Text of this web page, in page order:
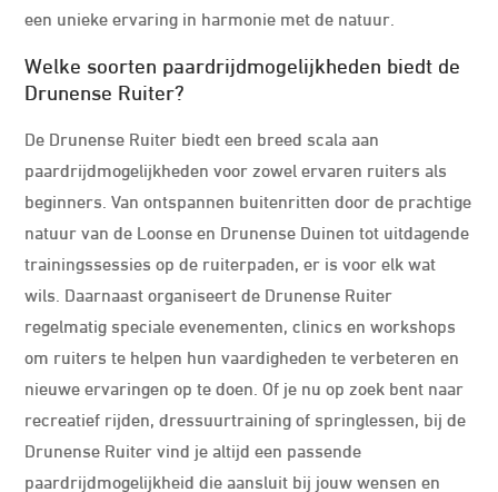
een unieke ervaring in harmonie met de natuur.
Welke soorten paardrijdmogelijkheden biedt de
Drunense Ruiter?
De Drunense Ruiter biedt een breed scala aan
paardrijdmogelijkheden voor zowel ervaren ruiters als
beginners. Van ontspannen buitenritten door de prachtige
natuur van de Loonse en Drunense Duinen tot uitdagende
trainingssessies op de ruiterpaden, er is voor elk wat
wils. Daarnaast organiseert de Drunense Ruiter
regelmatig speciale evenementen, clinics en workshops
om ruiters te helpen hun vaardigheden te verbeteren en
nieuwe ervaringen op te doen. Of je nu op zoek bent naar
recreatief rijden, dressuurtraining of springlessen, bij de
Drunense Ruiter vind je altijd een passende
paardrijdmogelijkheid die aansluit bij jouw wensen en